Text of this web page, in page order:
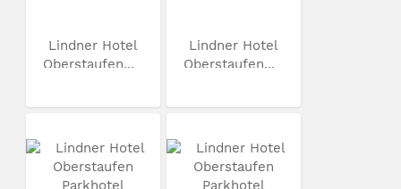
Lindner Hotel
Oberstaufen...
Lindner Hotel
Oberstaufen...